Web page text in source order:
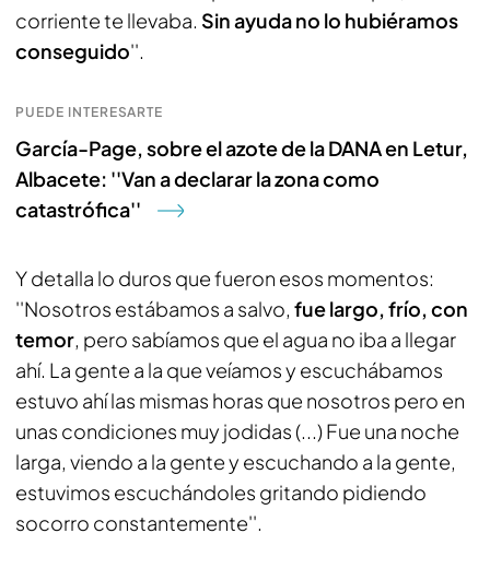
corriente te llevaba. Sin ayuda no lo hubiéramos
conseguido''.
PUEDE INTERESARTE
García-Page, sobre el azote de la DANA en Letur,
Albacete: ''Van a declarar la zona como
catastrófica''
Y detalla lo duros que fueron esos momentos:
''Nosotros estábamos a salvo, fue largo, frío, con
temor, pero sabíamos que el agua no iba a llegar
ahí. La gente a la que veíamos y escuchábamos
estuvo ahí las mismas horas que nosotros pero en
unas condiciones muy jodidas (...) Fue una noche
larga, viendo a la gente y escuchando a la gente,
estuvimos escuchándoles gritando pidiendo
socorro constantemente''.